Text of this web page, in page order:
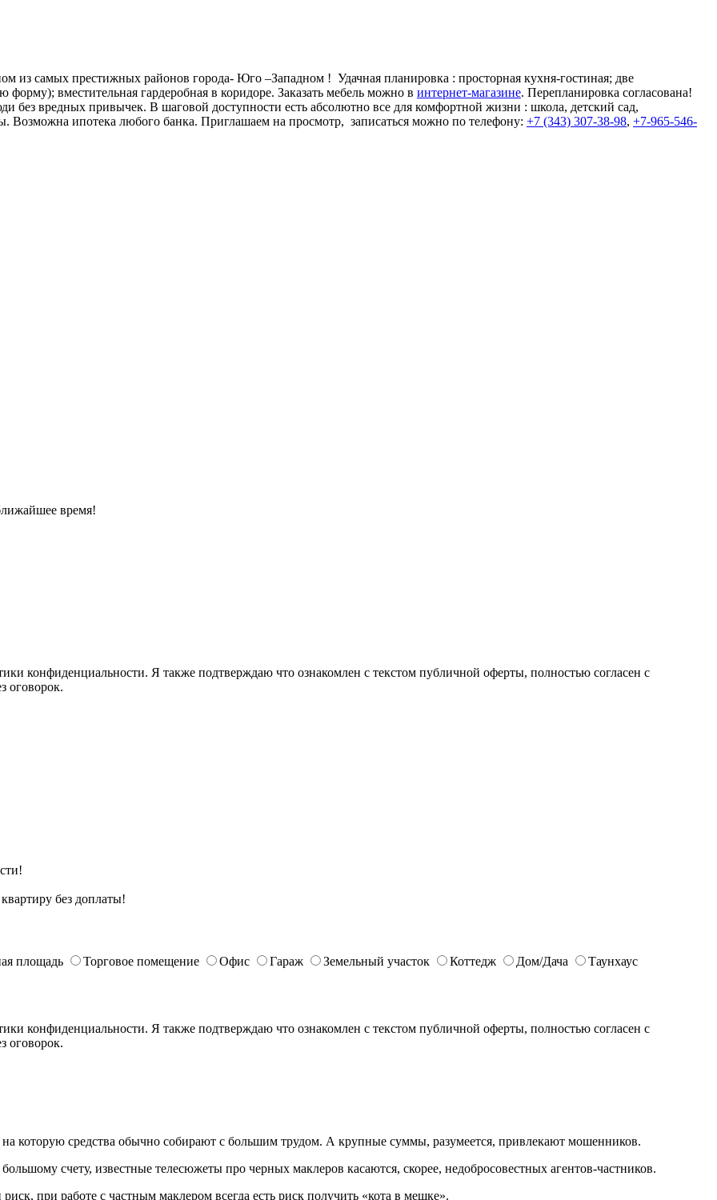
из самых престижных районов города- Юго –Западном ! Удачная планировка : просторная кухня-гостиная; две
вместительная гардеробная в коридоре. Заказать мебель можно в интернет-магазине. Перепланировка согласована!
вредных привычек. В шаговой доступности есть абсолютно все для комфортной жизни : школа, детский сад,
Возможна ипотека любого банка. Приглашаем на просмотр, записаться можно по телефону: +7 (343) 307-38-98, +7-965-546-
время!
конфиденциальности. Я также подтверждаю что ознакомлен с текстом публичной оферты, полностью согласен с
оговорок.
без доплаты!
площадь Торговое помещение Офис Гараж Земельный участок Коттедж Дом/Дача Таунхаус
конфиденциальности. Я также подтверждаю что ознакомлен с текстом публичной оферты, полностью согласен с
оговорок.
на которую средства обычно собирают с большим трудом. А крупные суммы, разумеется, привлекают мошенников.
счету, известные телесюжеты про черных маклеров касаются, скорее, недобросовестных агентов-частников.
при работе с частным маклером всегда есть риск получить «кота в мешке».